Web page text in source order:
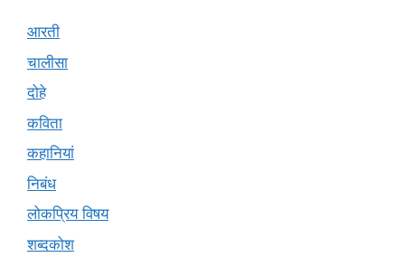
आरती
चालीसा
दोहे
कविता
कहानियां
निबंध
लोकप्रिय विषय
शब्दकोश